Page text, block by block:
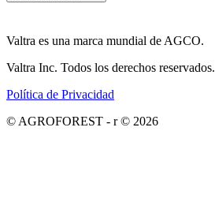
Valtra es una marca mundial de AGCO.
Valtra Inc. Todos los derechos reservados.
Política de Privacidad
© AGROFOREST - r © 2026